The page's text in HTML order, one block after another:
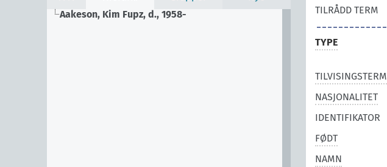
Aakeson, Kim Fupz, d., 1958-
TILRÅDD TERM
TYPE
TILVISINGSTERM
NASJONALITET
IDENTIFIKATOR
FØDT
NAMN